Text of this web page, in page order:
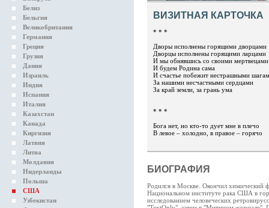
Белиз
Бельгия
Великобритания
Германия
Греция
Грузия
Дания
Израиль
Индия
Испания
Италия
Казахстан
Канада
Киргизия
Латвия
Литва
Молдавия
Нидерланды
Польша
США
Узбекистан
ВИЗИТНАЯ КАРТОЧКА
* * *
Дворы исполнены горящими дворцами
Дворцы исполнены горящими ларцами
И мы обнявшись со своими мертвецами
И будем Родина сама
И счастье побежит нестрашными
За нашими несчастными сердцами
За край земли, за грань ума
* * *
Бога нет, но кто-то дует мне в плечо
В левое – холодно, в правое – горячо
БИОГРАФИЯ
Родился в Москве. Окончил
Национальном институте рака США в
исследованием человеческих